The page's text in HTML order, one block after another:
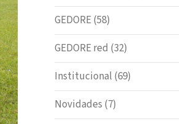
GEDORE(58)
GEDORE red (32)
Institucional (69)
Novidades (7)